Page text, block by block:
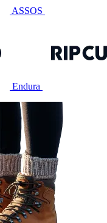
ASSOS
Endura